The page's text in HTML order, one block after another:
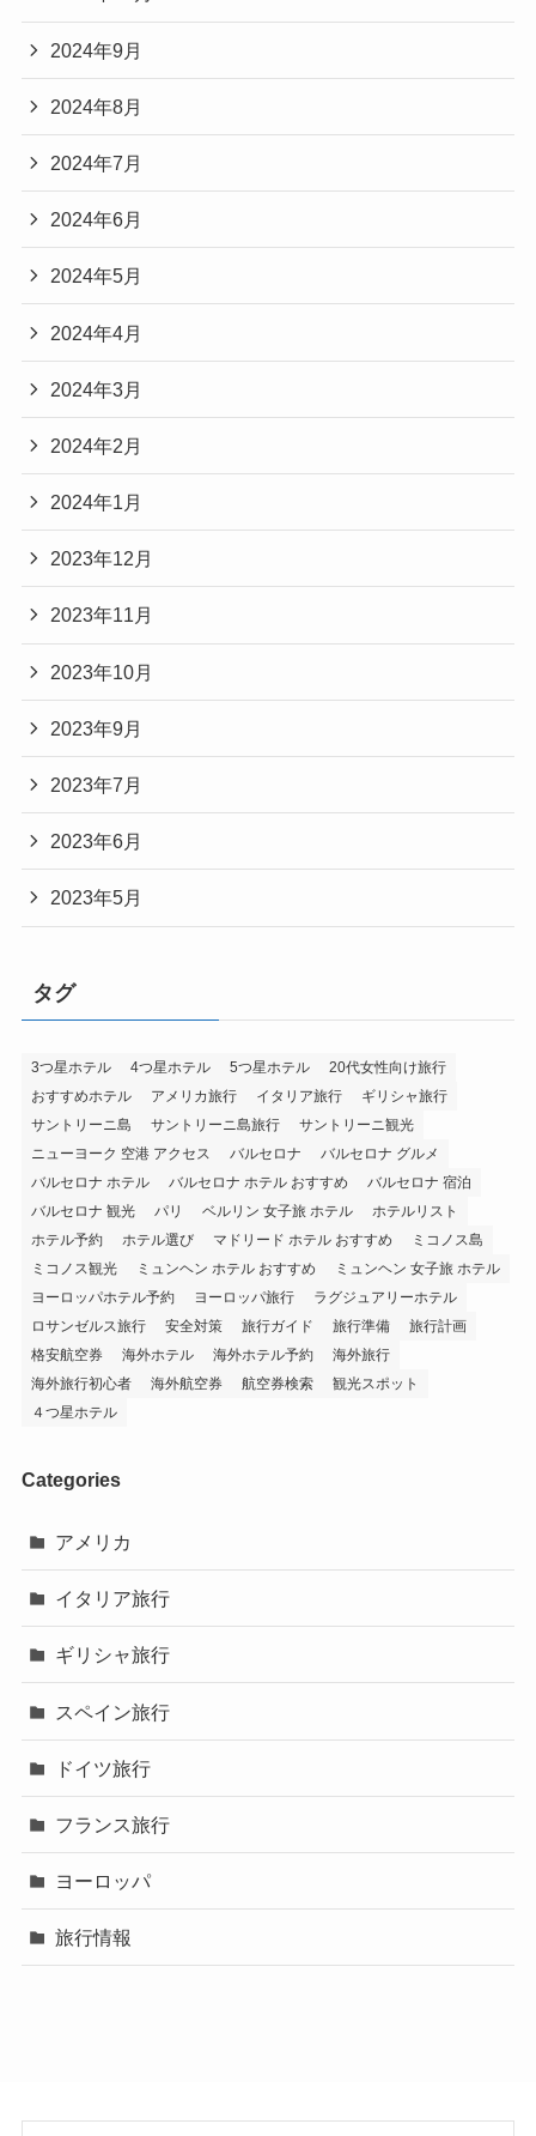
2024年9月
2024年8月
2024年7月
2024年6月
2024年5月
2024年4月
2024年3月
2024年2月
2024年1月
2023年12月
2023年11月
2023年10月
2023年9月
2023年7月
2023年6月
2023年5月
タグ
3つ星ホテル 4つ星ホテル 5つ星ホテル
20代女性向け旅行
おすすめホテル
アメリカ旅行 イタリア旅行
ギリシャ旅行
サントリーニ島
サントリーニ島旅行
サントリーニ観光
ニューヨーク 空港 アクセス
バルセロナ
バルセロナ グルメ
バルセロナ ホテル
バルセロナ ホテル おすすめ
バルセロナ 宿泊
バルセロナ 観光
パリ ベルリン 女子旅 ホテル
ホテルリスト
ホテル予約
ホテル選び マドリード ホテル おすすめ
ミコノス島
ミコノス観光
ミュンヘン ホテル おすすめ
ミュンヘン 女子旅 ホテル
ヨーロッパホテル予約
ヨーロッパ旅行
ラグジュアリーホテル
ロサンゼルス旅行
安全対策 旅行ガイド 旅行準備
旅行計画
格安航空券
海外ホテル 海外ホテル予約
海外旅行
海外旅行初心者
海外航空券 航空券検索
観光スポット
４つ星ホテル
Categories
アメリカ
イタリア旅行
ギリシャ旅行
スペイン旅行
ドイツ旅行
フランス旅行
ヨーロッパ
旅行情報